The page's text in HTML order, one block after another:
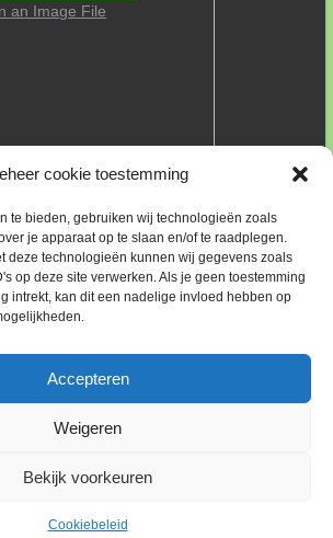
cookie toestemming
te bieden, gebruiken wij technologieën zoals
je apparaat op te slaan en/of te raadplegen.
deze technologieën kunnen wij gegevens zoals
op deze site verwerken. Als je geen toestemming
intrekt, kan dit een nadelige invloed hebben op
Accepteren
Weigeren
Bekijk voorkeuren
Cookiebeleid
an Image File
opgebouwd met informatie vanuit
kan fouten bevatten. Een enkele keer
van informatie van boomkwekers.
betreffende bedrijf aanwezig.
neem dan contact op met ons via ons
heidetuin.nl. Met uiteraard wat uw
mogelijk wat de juiste informatie is of
voorbaat onze dank.
Powered byWordPress